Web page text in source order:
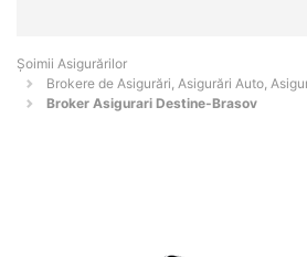
Șoimii Asigurărilor
Brokere de Asigurări, Asigurări Auto,
Broker Asigurari Destine-Brasov